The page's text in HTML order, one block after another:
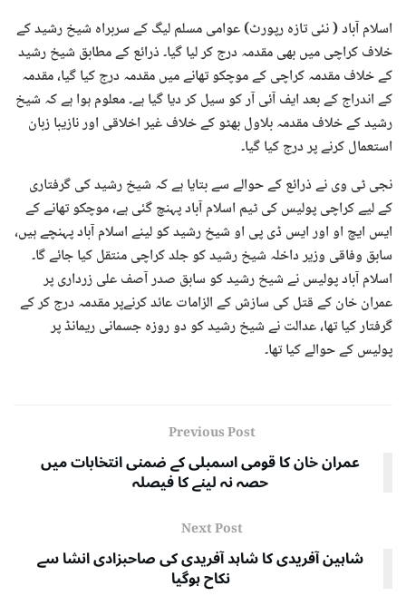
اسلام آباد ( نئی تازہ رپورٹ) عوامی مسلم لیگ کے سربراہ شیخ رشید کے
خلاف کراچی میں بھی مقدمہ درج کر لیا گیا۔ ذرائع کے مطابق شیخ رشید
کے خلاف مقدمہ کراچی کے موچکو تھانے میں مقدمہ درج کیا گیا، مقدمہ
کے اندراج کے بعد ایف آئی آر کو سیل کر دیا گیا ہے۔ معلوم ہوا ہے کہ شیخ
رشید کے خلاف مقدمہ بلاول بھٹو کے خلاف غیر اخلاقی اور نازیبا زبان
استعمال کرنے پر درج کیا گیا۔
نجی ٹی وی نے ذرائع کے حوالے سے بتایا ہے کہ شیخ رشید کی گرفتاری
کے لیے کراچی پولیس کی ٹیم اسلام آباد پہنچ گئی ہے، موچکو تھانے کے
ایس ایچ او اور ایس ڈی پی او شیخ رشید کو لینے اسلام آباد پہنچے ہیں،
سابق وفاقی وزیر داخلہ شیخ رشید کو جلد کراچی منتقل کیا جائے گا۔
اسلام آباد پولیس نے شیخ رشید کو سابق صدر آصف علی زرداری پر
عمران خان کے قتل کی سازش کے الزامات عائد کرنےپر مقدمہ درج کر کے
گرفتار کیا تھا، عدالت نے شیخ رشید کو دو روزہ جسمانی ریمانڈ پر
پولیس کے حوالے کیا تھا۔
Previous Post
عمران خان کا قومی اسمبلی کے ضمنی انتخابات میں
حصہ نہ لینے کا فیصلہ
Next Post
شاہین آفریدی کا شاہد آفریدی کی صاحبزادی انشا سے
نکاح ہوگیا